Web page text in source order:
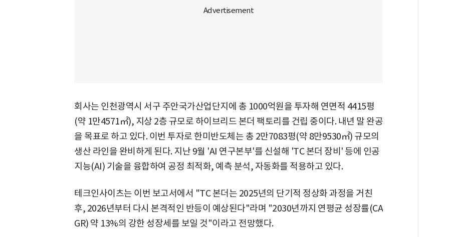
회사는 인천광역시 서구 주안국가산업단지에 총 1000억원을 투자해 연면적 4415평
(약 1만4571㎡), 지상 2층 규모로 하이브리드 본더 팩토리를 건립 중이다. 내년 말 완공
을 목표로 하고 있다. 이번 투자로 한미반도체는 총 2만7083평(약 8만9530㎡) 규모의
생산 라인을 완비하게 된다. 지난 9월 'AI 연구본부'를 신설해 'TC 본더 장비' 등에 인공
지능(AI) 기술을 융합하여 공정 최적화, 예측 분석, 자동화를 적용하고 있다.
테크인사이츠는 이번 보고서에서 "TC 본더는 2025년의 단기적 정상화 과정을 거친
후, 2026년부터 다시 본격적인 반등이 예상된다"라며 "2030년까지 연평균 성장률(CA
GR) 약 13%의 강한 성장세를 보일 것"이라고 전망했다.